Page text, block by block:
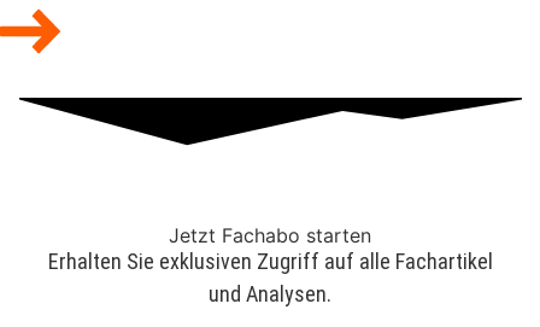
Jetzt Fachabo starten
Erhalten Sie exklusiven Zugriff auf alle Fachartikel
und Analysen.